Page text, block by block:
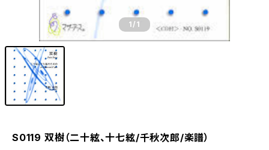
1 /1
S0119 双樹（二十絃、十七絃/千秋次郎/楽譜）